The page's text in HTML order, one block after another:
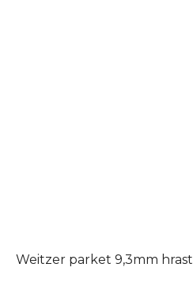
Weitzer parket 9,3mm